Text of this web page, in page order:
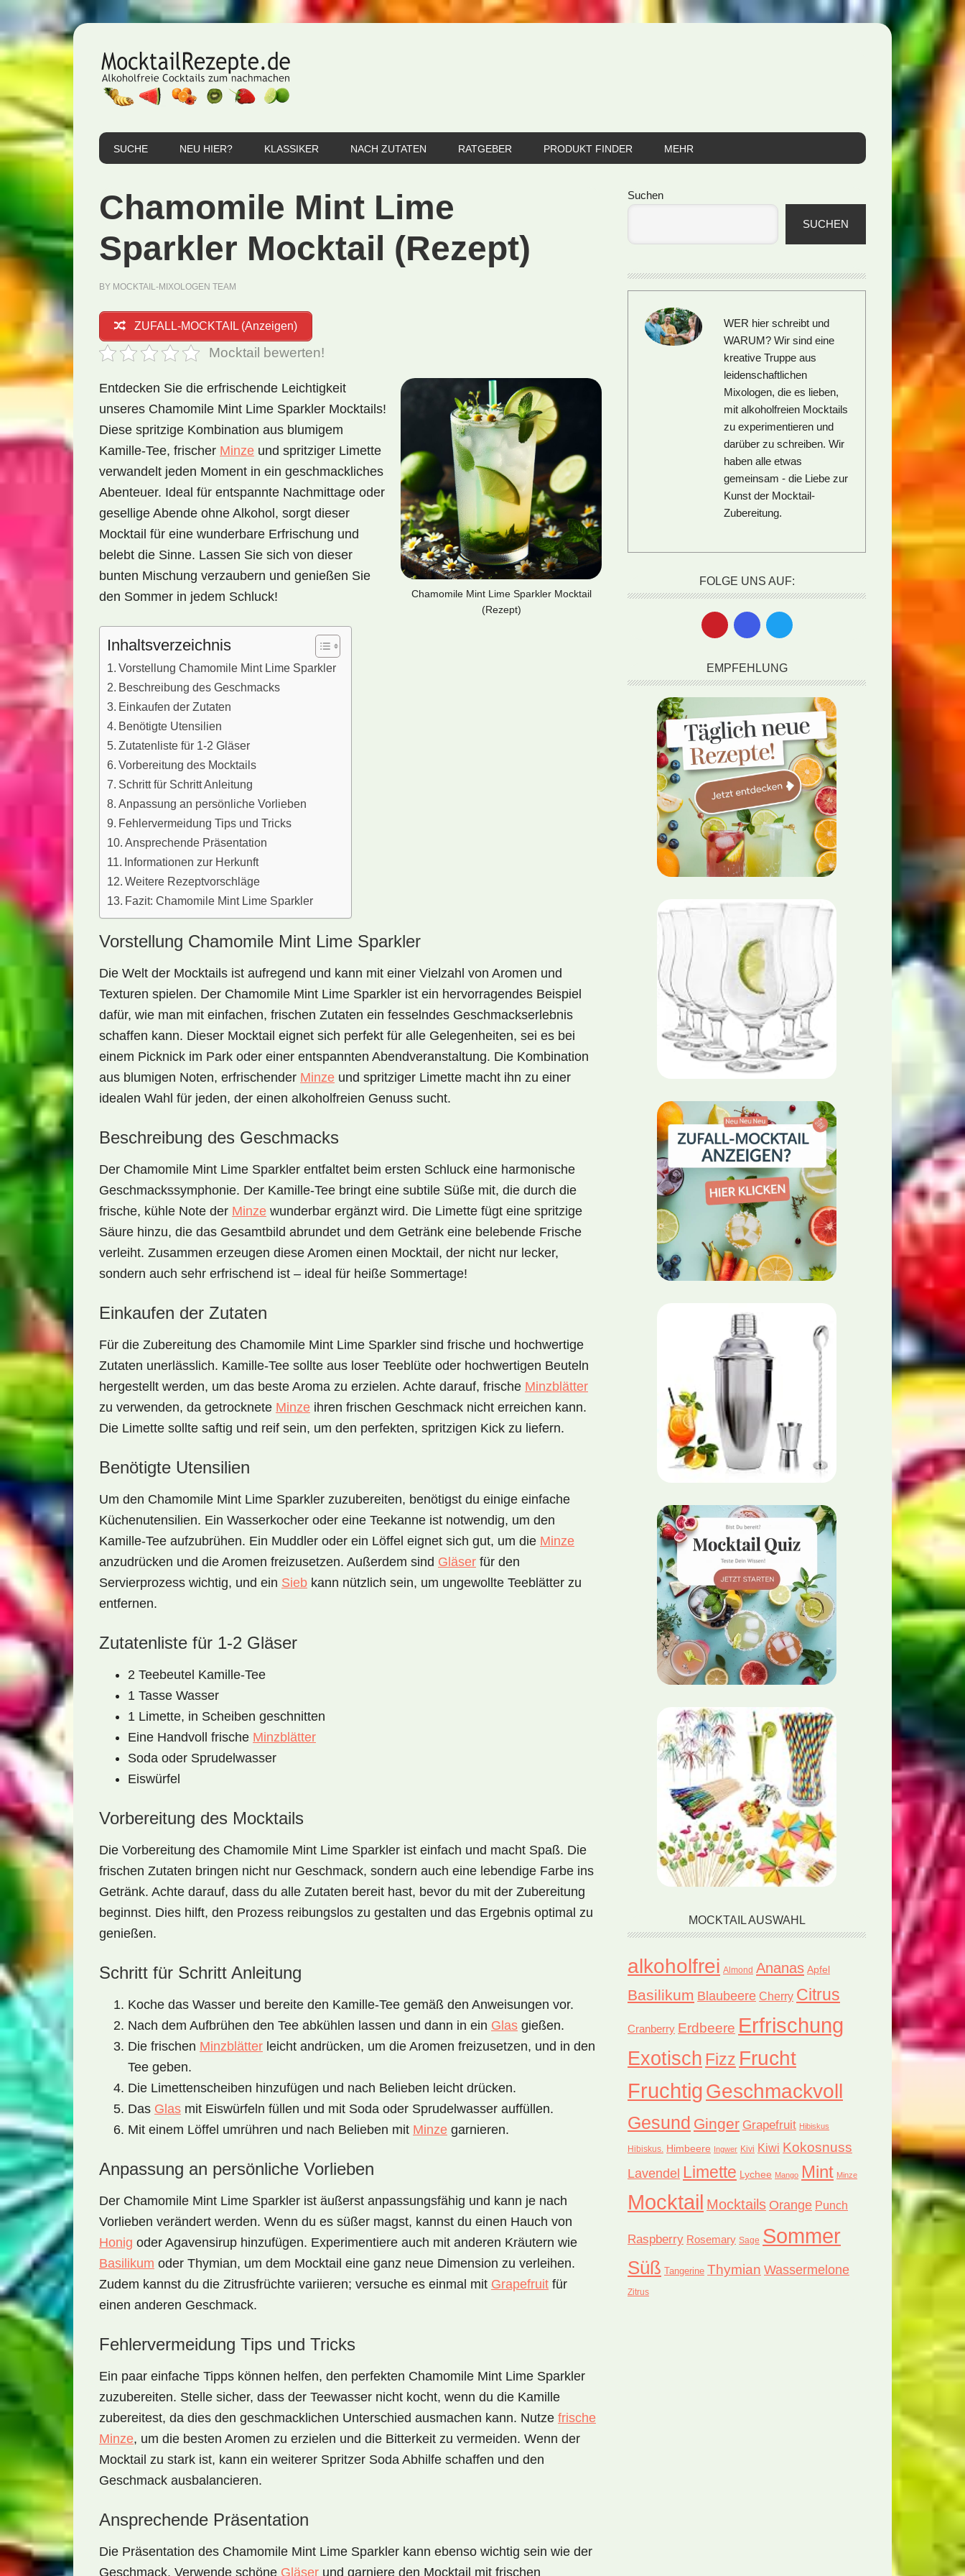
Hauptnavigation
springen
Inhalt
springen
Seitenspalte
springen
SUCHE NEU HIER? KLASSIKER NACH ZUTATEN RATGEBER PRODUKT FINDER MEHR
Chamomile Mint Lime
Sparkler Mocktail (Rezept)
BY MOCKTAIL-MIXOLOGEN TEAM
ZUFALL-MOCKTAIL (Anzeigen)
Mocktail bewerten!
Chamomile Mint Lime Sparkler Mocktail
(Rezept)
Entdecken Sie die erfrischende Leichtigkeit
unseres Chamomile Mint Lime Sparkler Mocktails!
Diese spritzige Kombination aus blumigem
Kamille-Tee, frischer Minze und spritziger Limette
verwandelt jeden Moment in ein geschmackliches
Abenteuer. Ideal für entspannte Nachmittage oder
gesellige Abende ohne Alkohol, sorgt dieser
Mocktail für eine wunderbare Erfrischung und
belebt die Sinne. Lassen Sie sich von dieser
bunten Mischung verzaubern und genießen Sie
den Sommer in jedem Schluck!
Inhaltsverzeichnis
Vorstellung Chamomile Mint Lime Sparkler
Beschreibung des Geschmacks
Einkaufen der Zutaten
Benötigte Utensilien
Zutatenliste für 1-2 Gläser
Vorbereitung des Mocktails
Schritt für Schritt Anleitung
Anpassung an persönliche Vorlieben
Fehlervermeidung Tips und Tricks
Ansprechende Präsentation
Informationen zur Herkunft
Weitere Rezeptvorschläge
Fazit: Chamomile Mint Lime Sparkler
Vorstellung Chamomile Mint Lime Sparkler
Die Welt der Mocktails ist aufregend und kann mit einer Vielzahl von Aromen und
Texturen spielen. Der Chamomile Mint Lime Sparkler ist ein hervorragendes Beispiel
dafür, wie man mit einfachen, frischen Zutaten ein fesselndes Geschmackserlebnis
schaffen kann. Dieser Mocktail eignet sich perfekt für alle Gelegenheiten, sei es bei
einem Picknick im Park oder einer entspannten Abendveranstaltung. Die Kombination
aus blumigen Noten, erfrischender Minze und spritziger Limette macht ihn zu einer
idealen Wahl für jeden, der einen alkoholfreien Genuss sucht.
Beschreibung des Geschmacks
Der Chamomile Mint Lime Sparkler entfaltet beim ersten Schluck eine harmonische
Geschmackssymphonie. Der Kamille-Tee bringt eine subtile Süße mit, die durch die
frische, kühle Note der Minze wunderbar ergänzt wird. Die Limette fügt eine spritzige
Säure hinzu, die das Gesamtbild abrundet und dem Getränk eine belebende Frische
verleiht. Zusammen erzeugen diese Aromen einen Mocktail, der nicht nur lecker,
sondern auch sehr erfrischend ist – ideal für heiße Sommertage!
Einkaufen der Zutaten
Für die Zubereitung des Chamomile Mint Lime Sparkler sind frische und hochwertige
Zutaten unerlässlich. Kamille-Tee sollte aus loser Teeblüte oder hochwertigen Beuteln
hergestellt werden, um das beste Aroma zu erzielen. Achte darauf, frische Minzblätter
zu verwenden, da getrocknete Minze ihren frischen Geschmack nicht erreichen kann.
Die Limette sollte saftig und reif sein, um den perfekten, spritzigen Kick zu liefern.
Benötigte Utensilien
Um den Chamomile Mint Lime Sparkler zuzubereiten, benötigst du einige einfache
Küchenutensilien. Ein Wasserkocher oder eine Teekanne ist notwendig, um den
Kamille-Tee aufzubrühen. Ein Muddler oder ein Löffel eignet sich gut, um die Minze
anzudrücken und die Aromen freizusetzen. Außerdem sind Gläser für den
Servierprozess wichtig, und ein Sieb kann nützlich sein, um ungewollte Teeblätter zu
entfernen.
Zutatenliste für 1-2 Gläser
2 Teebeutel Kamille-Tee
1 Tasse Wasser
1 Limette, in Scheiben geschnitten
Eine Handvoll frische Minzblätter
Soda oder Sprudelwasser
Eiswürfel
Vorbereitung des Mocktails
Die Vorbereitung des Chamomile Mint Lime Sparkler ist einfach und macht Spaß. Die
frischen Zutaten bringen nicht nur Geschmack, sondern auch eine lebendige Farbe ins
Getränk. Achte darauf, dass du alle Zutaten bereit hast, bevor du mit der Zubereitung
beginnst. Dies hilft, den Prozess reibungslos zu gestalten und das Ergebnis optimal zu
genießen.
Schritt für Schritt Anleitung
Koche das Wasser und bereite den Kamille-Tee gemäß den Anweisungen vor.
Nach dem Aufbrühen den Tee abkühlen lassen und dann in ein Glas gießen.
Die frischen Minzblätter leicht andrücken, um die Aromen freizusetzen, und in den
Tee geben.
Die Limettenscheiben hinzufügen und nach Belieben leicht drücken.
Das Glas mit Eiswürfeln füllen und mit Soda oder Sprudelwasser auffüllen.
Mit einem Löffel umrühren und nach Belieben mit Minze garnieren.
Anpassung an persönliche Vorlieben
Der Chamomile Mint Lime Sparkler ist äußerst anpassungsfähig und kann je nach
Vorlieben verändert werden. Wenn du es süßer magst, kannst du einen Hauch von
Honig oder Agavensirup hinzufügen. Experimentiere auch mit anderen Kräutern wie
Basilikum oder Thymian, um dem Mocktail eine ganz neue Dimension zu verleihen.
Zudem kannst du die Zitrusfrüchte variieren; versuche es einmal mit Grapefruit für
einen anderen Geschmack.
Fehlervermeidung Tips und Tricks
Ein paar einfache Tipps können helfen, den perfekten Chamomile Mint Lime Sparkler
zuzubereiten. Stelle sicher, dass der Teewasser nicht kocht, wenn du die Kamille
zubereitest, da dies den geschmacklichen Unterschied ausmachen kann. Nutze frische
Minze, um die besten Aromen zu erzielen und die Bitterkeit zu vermeiden. Wenn der
Mocktail zu stark ist, kann ein weiterer Spritzer Soda Abhilfe schaffen und den
Geschmack ausbalancieren.
Ansprechende Präsentation
Die Präsentation des Chamomile Mint Lime Sparkler kann ebenso wichtig sein wie der
Geschmack. Verwende schöne Gläser und garniere den Mocktail mit frischen
Seitenspalte
Suchen
SUCHEN
WER hier schreibt und
WARUM?Wir sind eine
kreative Truppe aus
leidenschaftlichen
Mixologen, die es lieben,
mit alkoholfreien Mocktails
zu experimentieren und
darüber zu schreiben. Wir
haben alle etwas
gemeinsam - die Liebe zur
Kunst der Mocktail-
Zubereitung.
FOLGE UNS AUF:
EMPFEHLUNG
MOCKTAIL AUSWAHL
alkoholfrei Almond Ananas Apfel
Basilikum Blaubeere Cherry Citrus
Cranberry Erdbeere Erfrischung
Exotisch Fizz Frucht
FruchtigGeschmackvoll
Gesund Ginger Grapefruit Hibiskus
Hibiskus. Himbeere Ingwer Kivi Kiwi Kokosnuss
Lavendel Limette Lychee Mango Mint Minze
Mocktail Mocktails Orange Punch
Raspberry Rosemary Sage Sommer
Süß Tangerine Thymian Wassermelone
Zitrus